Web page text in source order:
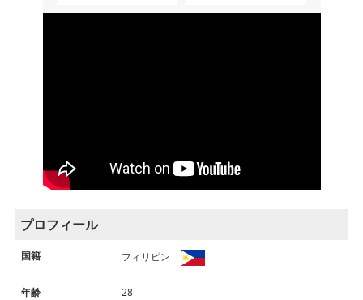
プロフィール
国籍 フィリピン
年齢 28